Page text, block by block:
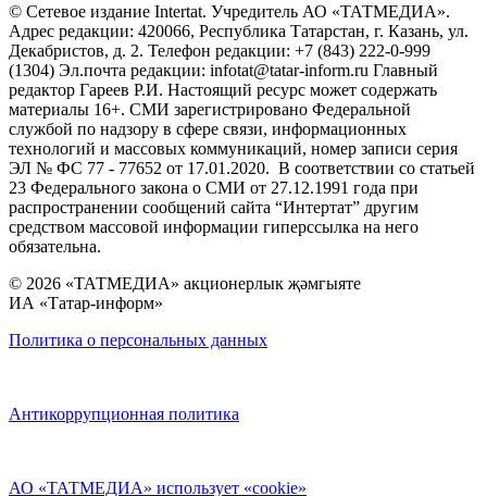
© Сетевое издание Intertat. Учредитель АО «ТАТМЕДИА».
Адрес редакции: 420066, Республика Татарстан, г. Казань, ул.
Декабристов, д. 2. Телефон редакции: +7 (843) 222-0-999
(1304) Эл.почта редакции: infotat@tatar-inform.ru Главный
редактор Гареев Р.И. Настоящий ресурс может содержать
материалы 16+. СМИ зарегистрировано Федеральной
службой по надзору в сфере связи, информационных
технологий и массовых коммуникаций, номер записи серия
ЭЛ № ФС 77 - 77652 от 17.01.2020. В соответствии со статьей
23 Федерального закона о СМИ от 27.12.1991 года при
распространении сообщений сайта “Интертат” другим
средством массовой информации гиперссылка на него
обязательна.
© 2026 «ТАТМЕДИА» акционерлык җәмгыяте
ИА «Татар-информ»
Политика о персональных данных
Антикоррупционная политика
АО «ТАТМЕДИА» использует «cookie»